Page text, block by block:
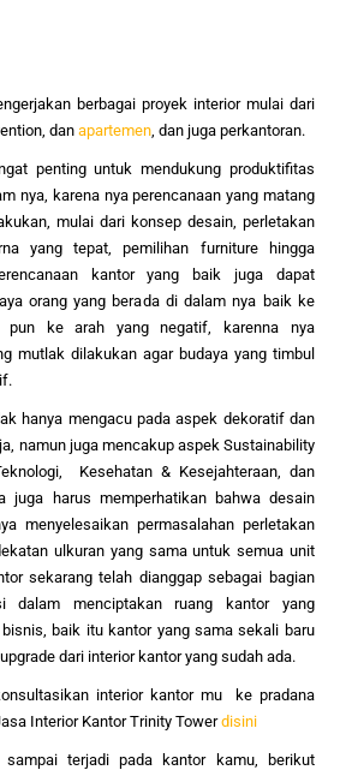
berbagai proyek interior mulai dari
danapartemen, dan juga perkantoran.
penting untuk mendukung produktifitas
nya, karena nya perencanaan yang matang
mulai dari konsep desain, perletakan
yang tepat, pemilihan furniture hingga
kantor yang baik juga dapat
orang yang berada di dalam nya baik ke
ke arah yang negatif, karenna nya
mutlak dilakukan agar budaya yang timbul
hanya mengacu pada aspek dekoratif dan
namun juga mencakup aspek Sustainability
Kesehatan & Kesejahteraan, dan
juga harus memperhatikan bahwa desain
menyelesaikan permasalahan perletakan
ulkuran yang sama untuk semua unit
sekarang telah dianggap sebagai bagian
dalam menciptakan ruang kantor yang
baik itu kantor yang sama sekali baru
dari interior kantor yang sudah ada.
interior kantor mu ke pradana
Interior Kantor Trinity Tower disini
terjadi pada kantor kamu, berikut